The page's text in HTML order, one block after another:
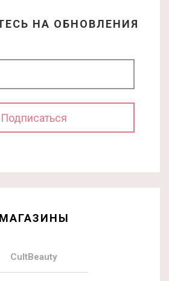
НА ОБНОВЛЕНИЯ
МАГАЗИНЫ
CultBeauty